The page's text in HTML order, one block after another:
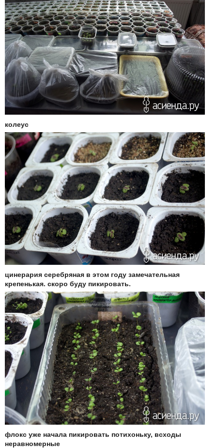
колеус
цинерария серебряная в этом году замечательная
крепенькая. скоро буду пикировать.
флокс уже начала пикировать потихоньку, всходы
неравномерные